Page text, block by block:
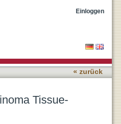
from Bladder
Einloggen
« zurück
Tissue-